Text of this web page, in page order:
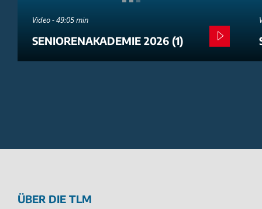
Video - 49:05 min
SENIORENAKADEMIE 2026 (1)
ÜBER DIE TLM